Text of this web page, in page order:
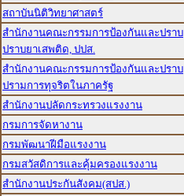
สถาบันนิติวิทยาศาสตร์
สำนักงานคณะกรรมการป้องกันและปราบ
ปราบยาเสพติด, ปปส.
สำนักงานคณะกรรมการป้องกันและปราบ
ปรามการทุจริตในภาครัฐ
สำนักงานปลัดกระทรวงแรงงาน
กรมการจัดหางาน
กรมพัฒนาฝีมือแรงงาน
กรมสวัสดิการและคุ้มครองแรงงาน
สำนักงานประกันสังคม(สปส.)